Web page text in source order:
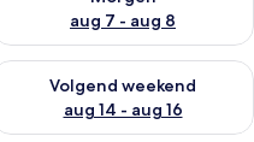
aug 7 - aug 8
dit weekend aug 7 -
Volgend weekend
aug 14 - aug 16
beschikbaarheid